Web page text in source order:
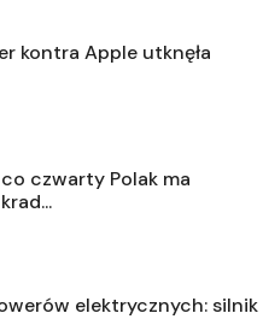
kontra Apple utknęła
czwarty Polak ma
elektrycznych: silnik